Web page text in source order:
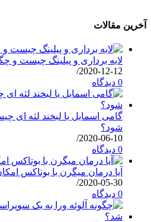
آخرین مقالات
لایه برداری و پیلینگ چیست و
2020-12-12
/
0 دیدگاه
گامی اسمایل یا لبخند لثه ای
شود؟
2020-06-10
/
0 دیدگاه
آیا درمان میگرن با بوتاکس
2020-05-30
/
0 دیدگاه